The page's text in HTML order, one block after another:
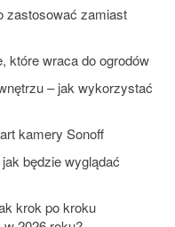
zastosować zamiast
które wraca do ogrodów
– jak wykorzystać
kamery Sonoff
będzie wyglądać
krok po kroku